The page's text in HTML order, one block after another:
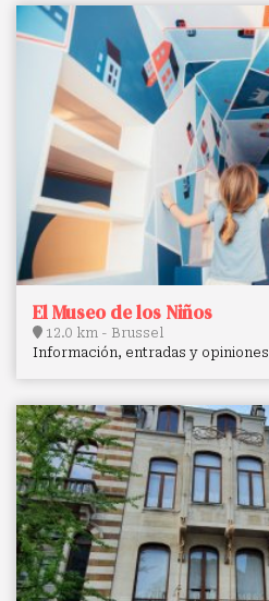
El Museo de los Niños
12.0 km - Brussel
Información, entradas y opiniones